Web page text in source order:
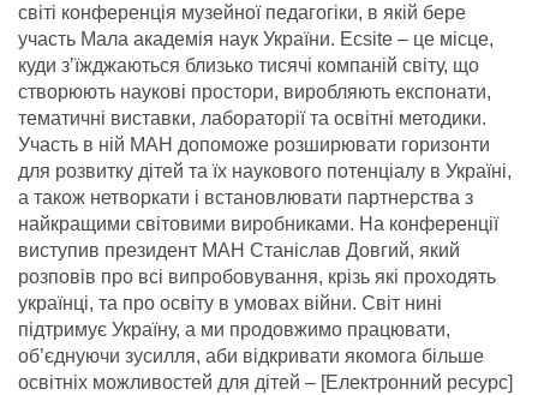
світі конференція музейної педагогіки, в якій бере
участь Мала академія наук України. Ecsite – це місце,
куди зʼїжджаються близько тисячі компаній світу, що
створюють наукові простори, виробляють експонати,
тематичні виставки, лабораторії та освітні методики.
Участь в ній МАН допоможе розширювати горизонти
для розвитку дітей та їх наукового потенціалу в Україні,
а також нетворкати і встановлювати партнерства з
найкращими світовими виробниками. На конференції
виступив президент МАН Станіслав Довгий, який
розповів про всі випробовування, крізь які проходять
українці, та про освіту в умовах війни. Світ нині
підтримує Україну, а ми продовжимо працювати,
об’єднуючи зусилля, аби відкривати якомога більше
освітніх можливостей для дітей – [Електронний ресурс]